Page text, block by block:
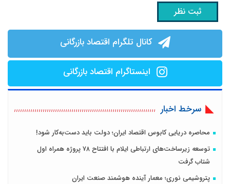
کانال تلگرام اقتصاد بازرگانی
اینستاگرام اقتصاد بازرگانی
سرخط اخبار
محاصره دریایی کابوس اقتصاد ایران؛ دولت باید دست‌به‌کار شود!
توسعه زیرساخت‌های ارتباطی ایلام با افتتاح ۷۸ پروژه همراه اول
شتاب گرفت
پتروشیمی نوری؛ معمار آینده هوشمند صنعت ایران